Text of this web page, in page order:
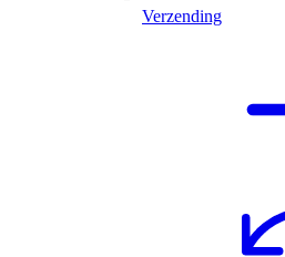
Verzending